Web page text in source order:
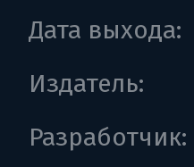
Дата выхода:
Издатель:
Разработчик: